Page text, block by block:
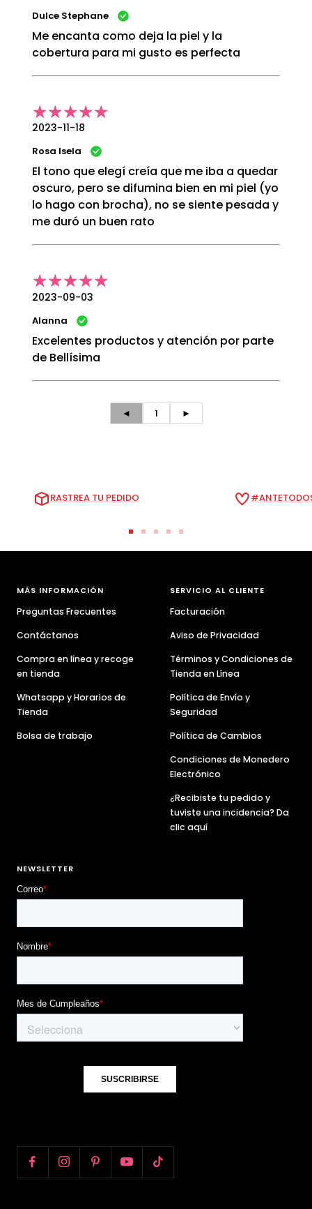
Dulce Stephane
Me encanta como deja la piel y la
cobertura para mi gusto es perfecta
2023-11-18
Rosa Isela
El tono que elegí creía que me iba a quedar
oscuro, pero se difumina bien en mi piel (yo
lo hago con brocha), no se siente pesada y
me duró un buen rato
2023-09-03
Alanna
Excelentes productos y atención por parte
de Bellísima
◄ 1 ►
RASTREA TU PEDIDO
Ir
a
Ir
a
Ir
a
Ir
a
Ir
a
MÁS INFORMACIÓN
Preguntas Frecuentes
Contáctanos
Compra en línea y recoge
en tienda
Whatsapp y Horarios de
Tienda
Bolsa de trabajo
SERVICIO AL CLIENTE
Facturación
Aviso de Privacidad
Términos y Condiciones de
Tienda en Línea
Política de Envío y
Seguridad
Política de Cambios
Condiciones de Monedero
Electrónico
¿Recibiste tu pedido y
tuviste una incidencia? Da
clic aquí
NEWSLETTER